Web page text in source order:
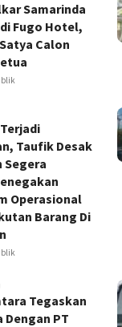
Samarinda
Fugo Hotel,
Calon
Taufik Desak
Segera
Operasional
Barang Di
Tegaskan
Dengan PT